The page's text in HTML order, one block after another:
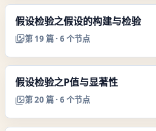
假设检验之假设的构建与检验
第 19 篇 · 6 个节点
假设检验之P值与显著性
第20 篇 · 6 个节点